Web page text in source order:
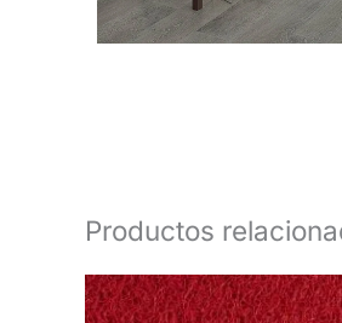
Productos